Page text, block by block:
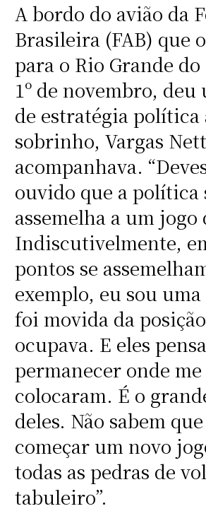
A bordo do avião da
Brasileira (FAB) que
para o Rio Grande
1º de novembro, deu
de estratégia política
sobrinho, Vargas
acompanhava.
ouvido que a política
assemelha a um jogo
Indiscutivelmente,
pontos se
exemplo, eu sou
foi movida da
ocupava. E eles
permanecer onde me
colocaram. É o
deles. Não sabem
começar um novo
todas as pedras de
tabuleiro”.